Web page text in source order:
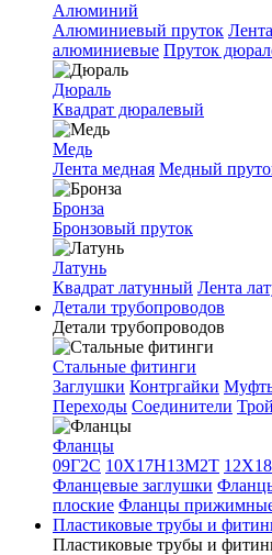
Алюминий
Алюминиевый пруток
алюминиевые Пруток
Дюраль
Квадрат дюралевый
Медь
Лента медная Медный
Бронза
Бронзовый пруток
Латунь
Квадрат латунный Лента
Детали трубопроводов
Детали трубопроводов
Стальные фитинги
Заглушки Контргайки
Переходы Соединители
Фланцы
09Г2С 10Х17Н13М2Т
Фланцевые заглушки
плоские Фланцы
Пластиковые трубы и
Пластиковые трубы и